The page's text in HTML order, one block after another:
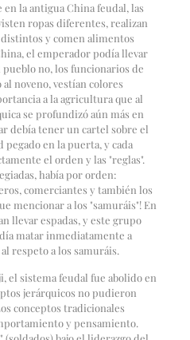
la antigua China feudal, las
ropas diferentes, realizan
y comen alimentos
el emperador podía llevar
no, los funcionarios de
noveno, vestían colores
a la agricultura que al
se profundizó aún más en
debía tener un cartel sobre el
en la puerta, y cada
el orden y las "reglas".
había por orden:
comerciantes y también los
mencionar a los "samuráis"! En
llevar espadas, y este grupo
matar inmediatamente a
respeto a los samuráis.
el sistema feudal fue abolido en
jerárquicos no pudieron
conceptos tradicionales
y pensamiento.